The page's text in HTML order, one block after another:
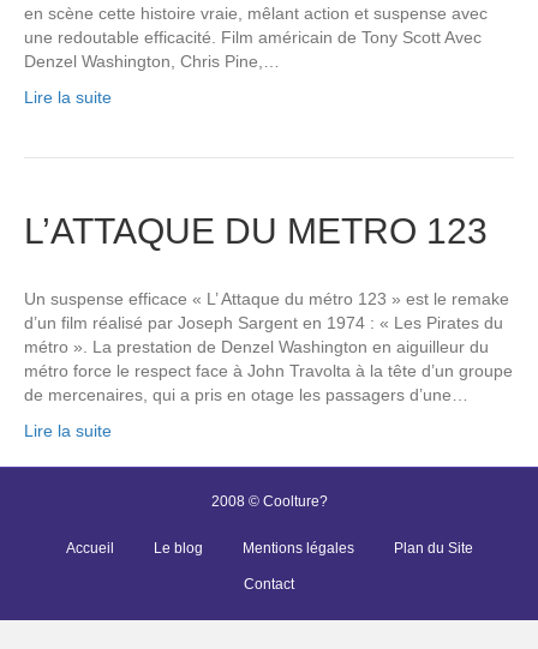
en scène cette histoire vraie, mêlant action et suspense avec
une redoutable efficacité. Film américain de Tony Scott Avec
Denzel Washington, Chris Pine,…
Lire la suite
L’ATTAQUE DU METRO 123
Un suspense efficace « L’ Attaque du métro 123 » est le remake
d’un film réalisé par Joseph Sargent en 1974 : « Les Pirates du
métro ». La prestation de Denzel Washington en aiguilleur du
métro force le respect face à John Travolta à la tête d’un groupe
de mercenaires, qui a pris en otage les passagers d’une…
Lire la suite
2008 © Coolture?
Accueil Le blog Mentions légales Plan du Site
Contact